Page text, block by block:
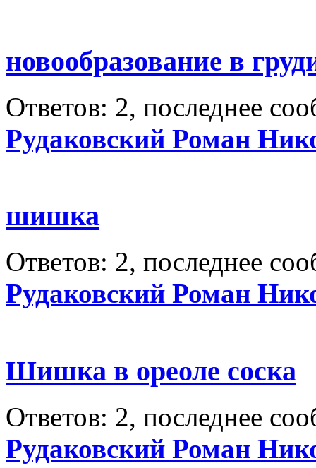
новообразование в
Ответов: 2, последнее
Рудаковский Роман
шишка
Ответов: 2, последнее
Рудаковский Роман
Шишка в ореоле соска
Ответов: 2, последнее
Рудаковский Роман